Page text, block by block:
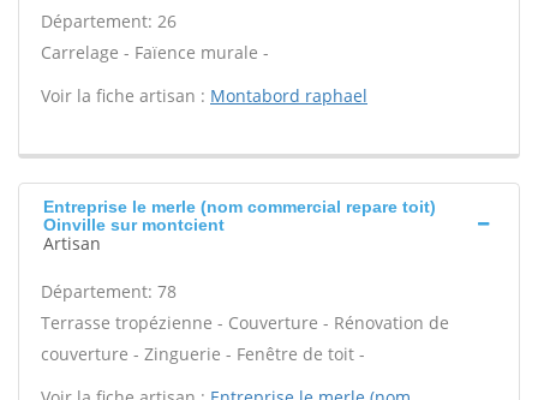
Département: 26
Carrelage - Faïence murale -
Voir la fiche artisan : Montabord raphael
Entreprise le merle (nom commercial repare toit)
Oinville sur montcient
Artisan
Département: 78
Terrasse tropézienne - Couverture - Rénovation de
couverture - Zinguerie - Fenêtre de toit -